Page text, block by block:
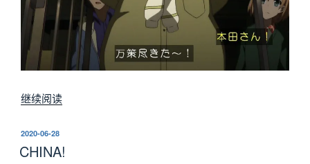
继续阅读“记
次
发
布
于
2020-06-28
CHINA!